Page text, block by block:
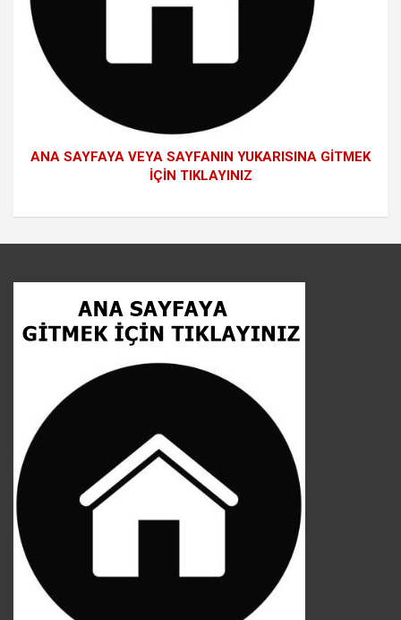
ANA SAYFAYA VEYA SAYFANIN YUKARISINA GİTMEK
İÇİN TIKLAYINIZ